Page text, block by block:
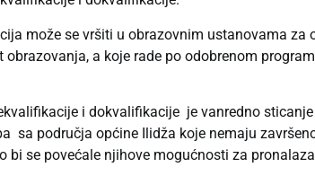
može se vršiti u obrazovnim ustanovama za
a koje rade po odobrenom
i dokvalifikacije je vanredno
sa područja općine Ilidža koje nemaju
se povećale njihove mogućnosti za